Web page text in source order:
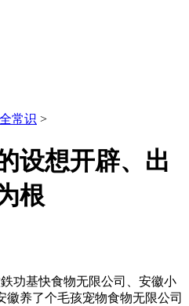
常识 >
设想开辟、出
根
基快食物无限公司、安徽小
徽养了个毛孩宠物食物无限公司